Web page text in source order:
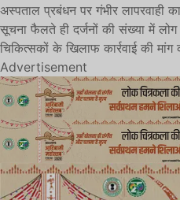
अस्पताल प्रबंधन पर गंभीर लापरवाही
सूचना फैलते ही दर्जनों की संख्या में
चिकित्सकों के खिलाफ कार्रवाई की
Advertisement